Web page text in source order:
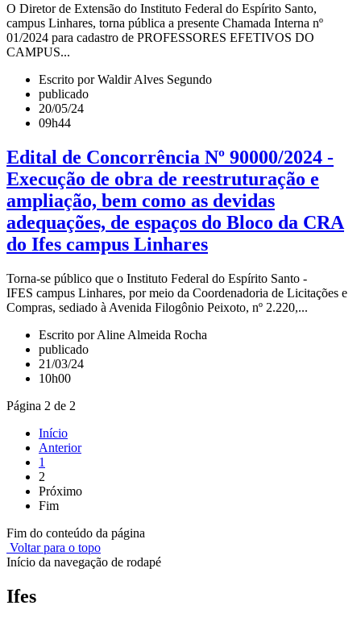
O Diretor de Extensão do Instituto Federal do Espírito Santo,
campus Linhares, torna pública a presente Chamada Interna nº
01/2024 para cadastro de PROFESSORES EFETIVOS DO
CAMPUS...
Escrito por Waldir Alves Segundo
publicado
20/05/24
09h44
Edital de Concorrência Nº 90000/2024 -
Execução de obra de reestruturação e
ampliação, bem como as devidas
adequações, de espaços do Bloco da CRA
do Ifes campus Linhares
Torna-se público que o Instituto Federal do Espírito Santo -
IFES campus Linhares, por meio da Coordenadoria de Licitações e
Compras, sediado à Avenida Filogônio Peixoto, nº 2.220,...
Escrito por Aline Almeida Rocha
publicado
21/03/24
10h00
Página 2 de 2
Início
Anterior
1
2
Próximo
Fim
Fim do conteúdo da página
Voltar para o topo
Início da navegação de rodapé
Ifes